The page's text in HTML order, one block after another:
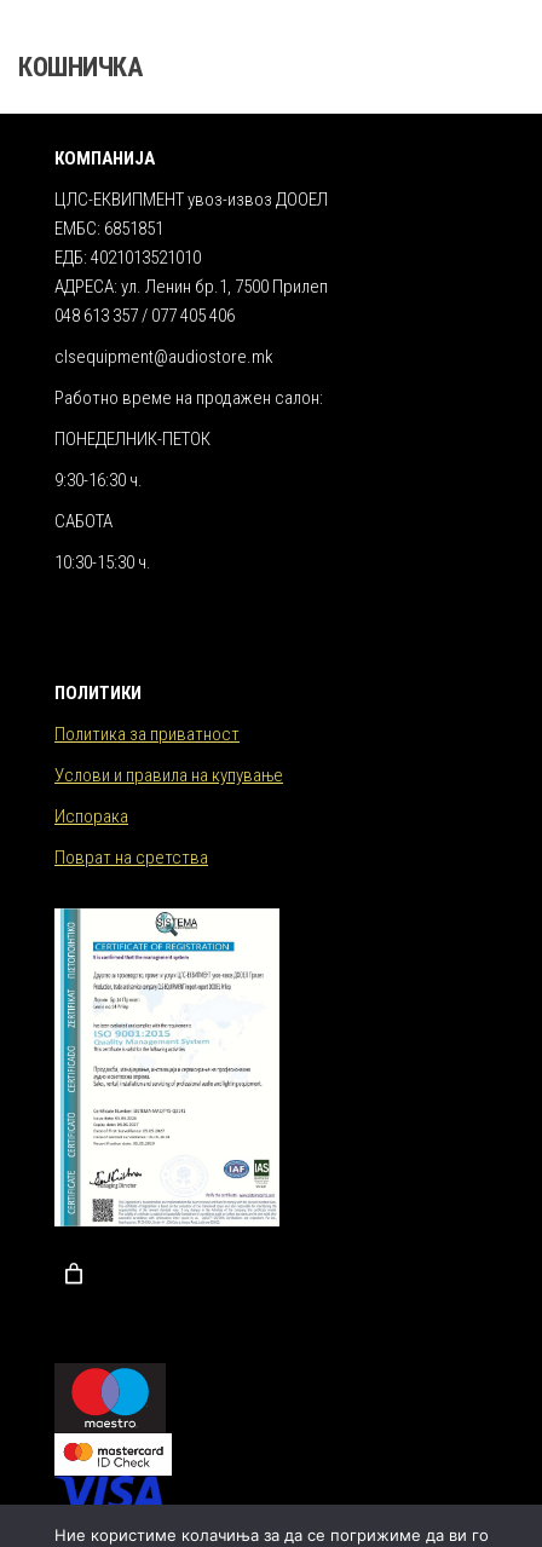
КОШНИЧКА
КОМПАНИЈА
ЦЛС-ЕКВИПМЕНТ увоз-извоз ДООЕЛ
ЕМБС: 6851851
ЕДБ: 4021013521010
АДРЕСА: ул. Ленин бр.1, 7500 Прилеп
048 613 357 / 077 405 406
clsequipment@audiostore.mk
Работно време на продажен салон:
ПОНЕДЕЛНИК-ПЕТОК
9:30-16:30 ч.
САБОТА
10:30-15:30 ч.
ПОЛИТИКИ
Политика за приватност
Услови и правила на купување
Испорака
Поврат на сретства
Ние користиме колачиња за да се погрижиме да ви го